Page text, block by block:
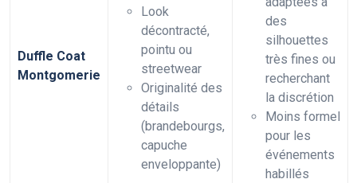
Duffle Coat
Montgomerie
Look
décontracté,
pointu ou
streetwear
Originalité des
détails
(brandebourgs,
capuche
enveloppante)
des
silhouettes
très fines ou
recherchant
la discrétion
Moins formel
pour les
événements
habillés